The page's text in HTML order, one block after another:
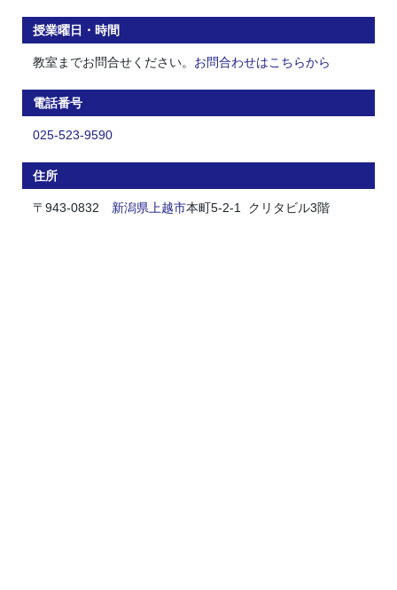
授業曜日・時間
教室までお問合せください。 お問合わせはこちらから
電話番号
025-523-9590
住所
〒943-0832 新潟県 上越市本町5-2-1 クリタビル3階